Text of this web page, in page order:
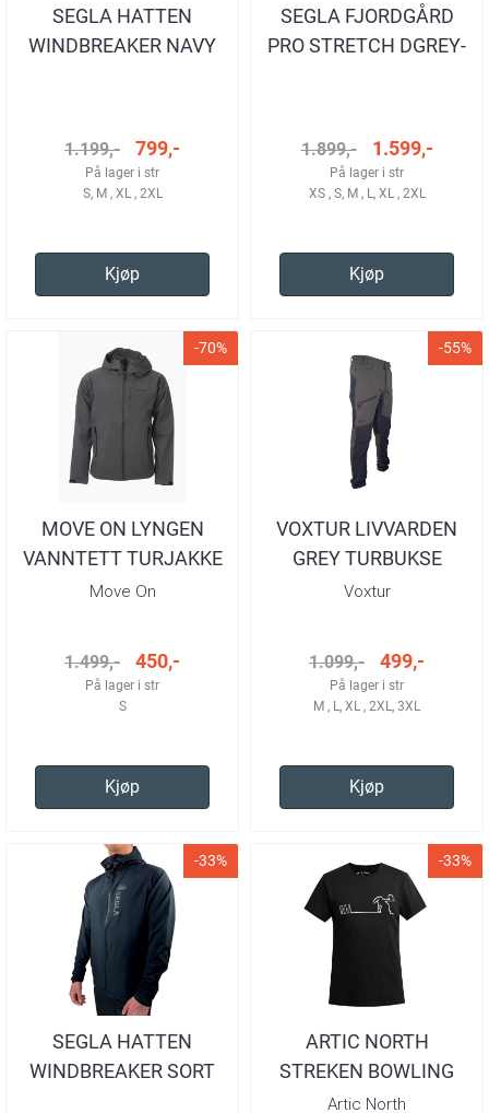
SEGLA HATTEN
WINDBREAKER NAVY
1.199,- 799,-
På lager i str
S, M , XL , 2XL
Kjøp
SEGLA FJORDGÅRD
PRO STRETCH DGREY-
1.899,- 1.599,-
På lager i str
XS , S, M , L, XL , 2XL
Kjøp
-70%
MOVE ON LYNGEN
VANNTETT TURJAKKE
GRANITT HERRE
Move On
1.499,- 450,-
På lager i str
S
Kjøp
-55%
VOXTUR LIVVARDEN
GREY TURBUKSE
HERRE
Voxtur
1.099,- 499,-
På lager i str
M , L, XL , 2XL, 3XL
Kjøp
-33%
SEGLA HATTEN
WINDBREAKER SORT
-33%
ARTIC NORTH
STREKEN BOWLING
BLACK T-SKJORTE
Artic North